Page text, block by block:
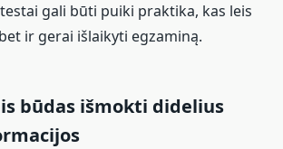
testai gali būti puiki praktika, kas leis
ir gerai išlaikyti egzaminą.
būdas išmokti didelius